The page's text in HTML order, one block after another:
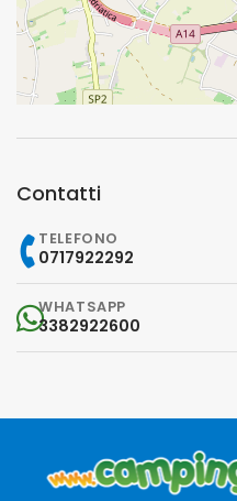
Contatti
TELEFONO
0717922292
WHATSAPP
3382922600